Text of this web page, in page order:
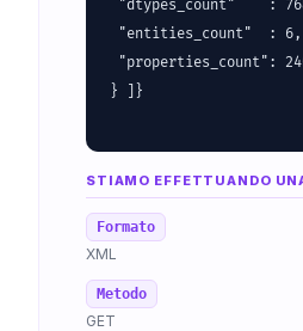
"dtypes_count"    :
"entities_count"  : 6,
"properties_count":
} ]}
STIAMO EFFETTUANDO
Formato
XML
Metodo
GET